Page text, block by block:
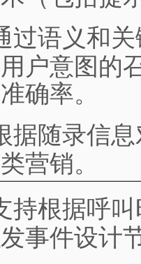
过语义和
户意图的
确率。
据随录信
营销。
持根据呼
事件设计